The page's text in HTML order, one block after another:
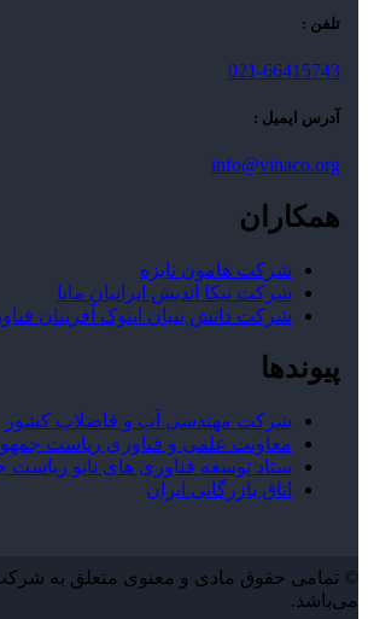
تلفن :
021-66415743
آدرس ایمیل :
info@vinaco.org
همکاران
شرکت هامون نایزه
شرکت نیکا اندیش ایرانیان مانا
شرکت دانش بنیان ایتوک آفرینان
پیوندها
شرکت مهندسی آب و فاضلاب کشور
معاونت علمی و فناوری ریاست
ستاد توسعه فناوری های نانو ریاست
اتاق بازرگانی ایران
© تمامی حقوق مادی و معنوی متعلق به
می‌باشد.